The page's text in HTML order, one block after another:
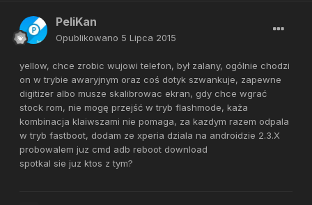
PeliKan
Opublikowano 5 Lipca 2015
yellow, chce zrobic wujowi telefon, był zalany, ogólnie chodzi
on w trybie awaryjnym oraz coś dotyk szwankuje, zapewne
digitizer albo musze skalibrowac ekran, gdy chce wgrać
stock rom, nie mogę przejść w tryb flashmode, każa
kombinacja klaiwszami nie pomaga, za kazdym razem odpala
w tryb fastboot, dodam ze xperia dziala na androidzie 2.3.X
probowalem juz cmd adb reboot download
spotkal sie juz ktos z tym?